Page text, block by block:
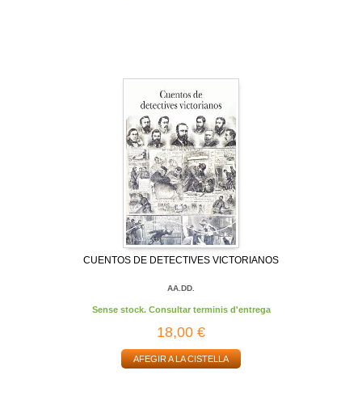
CUENTOS DE DETECTIVES VICTORIANOS
AA.DD.
Sense stock. Consultar terminis d'entrega
18,00 €
AFEGIR A LA CISTELLA